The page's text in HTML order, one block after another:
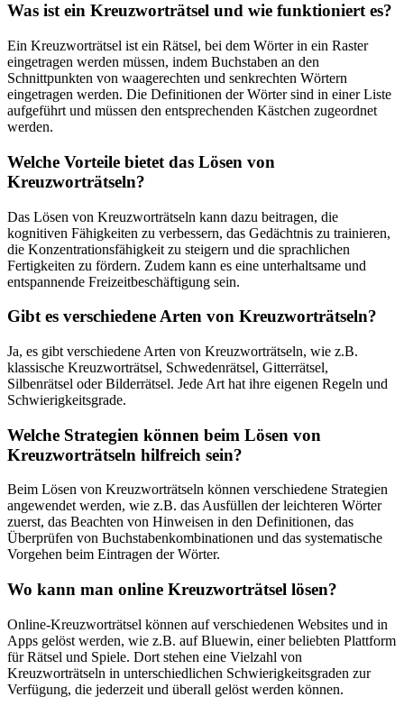
Was ist ein Kreuzworträtsel und wie funktioniert es?
Ein Kreuzworträtsel ist ein Rätsel, bei dem Wörter in ein Raster
eingetragen werden müssen, indem Buchstaben an den
Schnittpunkten von waagerechten und senkrechten Wörtern
eingetragen werden. Die Definitionen der Wörter sind in einer Liste
aufgeführt und müssen den entsprechenden Kästchen zugeordnet
werden.
Welche Vorteile bietet das Lösen von
Kreuzworträtseln?
Das Lösen von Kreuzworträtseln kann dazu beitragen, die
kognitiven Fähigkeiten zu verbessern, das Gedächtnis zu trainieren,
die Konzentrationsfähigkeit zu steigern und die sprachlichen
Fertigkeiten zu fördern. Zudem kann es eine unterhaltsame und
entspannende Freizeitbeschäftigung sein.
Gibt es verschiedene Arten von Kreuzworträtseln?
Ja, es gibt verschiedene Arten von Kreuzworträtseln, wie z.B.
klassische Kreuzworträtsel, Schwedenrätsel, Gitterrätsel,
Silbenrätsel oder Bilderrätsel. Jede Art hat ihre eigenen Regeln und
Schwierigkeitsgrade.
Welche Strategien können beim Lösen von
Kreuzworträtseln hilfreich sein?
Beim Lösen von Kreuzworträtseln können verschiedene Strategien
angewendet werden, wie z.B. das Ausfüllen der leichteren Wörter
zuerst, das Beachten von Hinweisen in den Definitionen, das
Überprüfen von Buchstabenkombinationen und das systematische
Vorgehen beim Eintragen der Wörter.
Wo kann man online Kreuzworträtsel lösen?
Online-Kreuzworträtsel können auf verschiedenen Websites und in
Apps gelöst werden, wie z.B. auf Bluewin, einer beliebten Plattform
für Rätsel und Spiele. Dort stehen eine Vielzahl von
Kreuzworträtseln in unterschiedlichen Schwierigkeitsgraden zur
Verfügung, die jederzeit und überall gelöst werden können.